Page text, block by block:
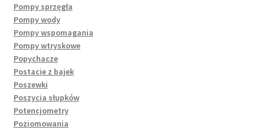
Pompy sprzęgła
Pompy wody
Pompy wspomagania
Pompy wtryskowe
Popychacze
Postacie z bajek
Poszewki
Poszycia słupków
Potencjometry
Poziomowania